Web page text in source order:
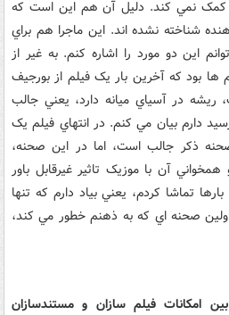
کمک نمي کند. دليل آن هم اين است که
شناخته نشده اند. اين ماجرا هم براي
اين دو مورد را اشاره کنم. به غير از
ها بود که آخرين بار يک فيلم از بورجيف
در آسياي ميانه دارد، يعني جالب
دارم بيان مي کنم. در انتهاي فيلم يک
ذکر جالب است، اما در اين صحنه،
آن با موزيک تاثير غيرقابل باور
تماشا کردم، يعني بياد دارم که تنها
صحنه اي که به ذهنم خطور مي کند،
امکانات فيلم سازان و مستندسازان